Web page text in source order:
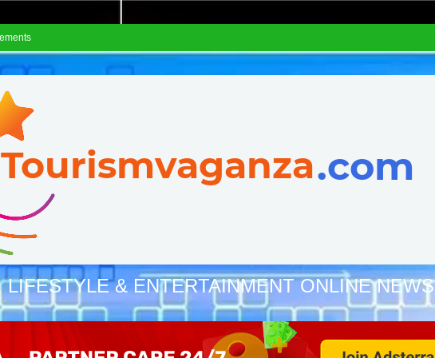
LIFESTYLE & ENTERTAINMENT ONLINE NEWS